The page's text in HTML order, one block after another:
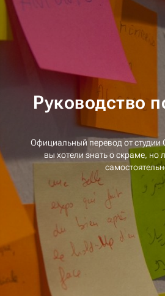
Руководство
Официальный перевод от студии
вы хотели знать о скраме, но